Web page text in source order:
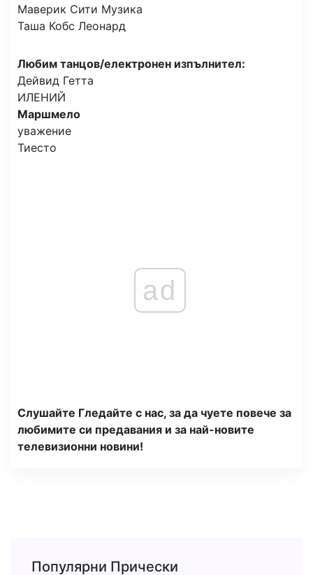
Маверик Сити Музика
Таша Кобс Леонард
Любим танцов/електронен изпълнител:
Дейвид Гетта
ИЛЕНИЙ
Маршмело
уважение
Тиесто
ad
Слушайте Гледайте с нас, за да чуете повече за
любимите си предавания и за най-новите
телевизионни новини!
Популярни Прически